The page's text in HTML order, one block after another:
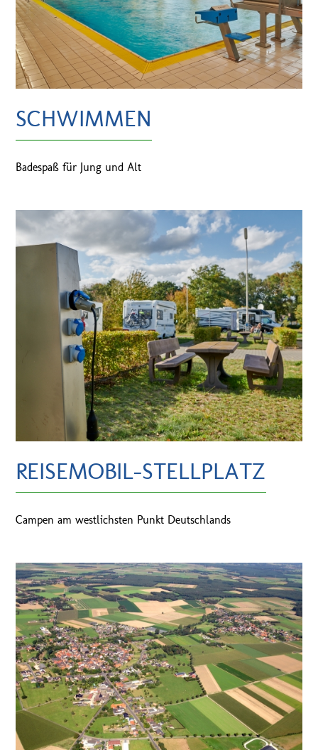
SCHWIMMEN
Badespaß für Jung und Alt
REISEMOBIL-STELLPLATZ
Campen am westlichsten Punkt Deutschlands